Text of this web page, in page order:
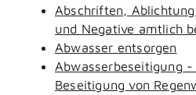
Abschriften,
und Negative amtlich
Abwasser entsorgen
Abwasserbeseitigung -
Beseitigung von